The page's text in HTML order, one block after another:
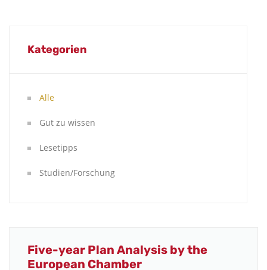
Kategorien
Alle
Gut zu wissen
Lesetipps
Studien/Forschung
Five-year Plan Analysis by the
European Chamber